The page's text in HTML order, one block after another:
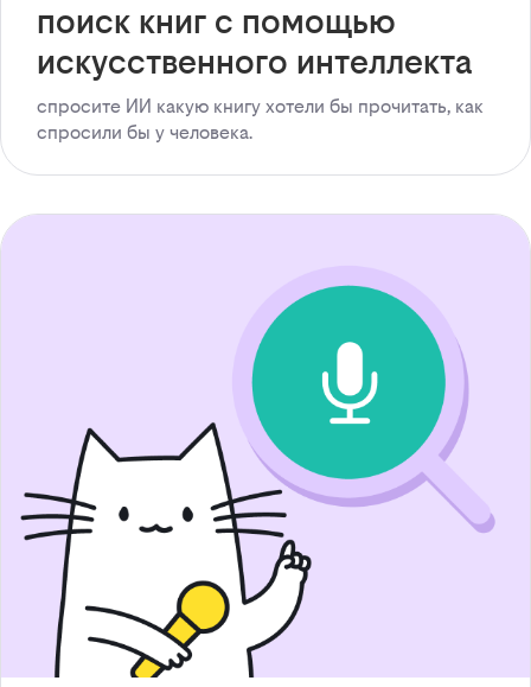
поиск книг с помощью
искусственного интеллекта
спросите ИИ какую книгу хотели бы прочитать, как
спросили бы у человека.